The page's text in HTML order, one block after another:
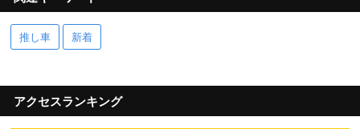
推し車 新着
アクセスランキング